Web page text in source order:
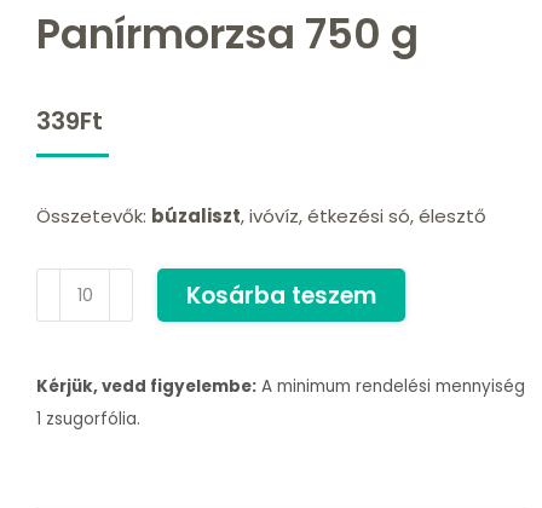
Panírmorzsa 750 g
339Ft
Összetevők: búzaliszt, ivóvíz, étkezési só, élesztő
Kosárba teszem
Kérjük, vedd figyelembe: A minimum rendelési mennyiség
1 zsugorfólia.